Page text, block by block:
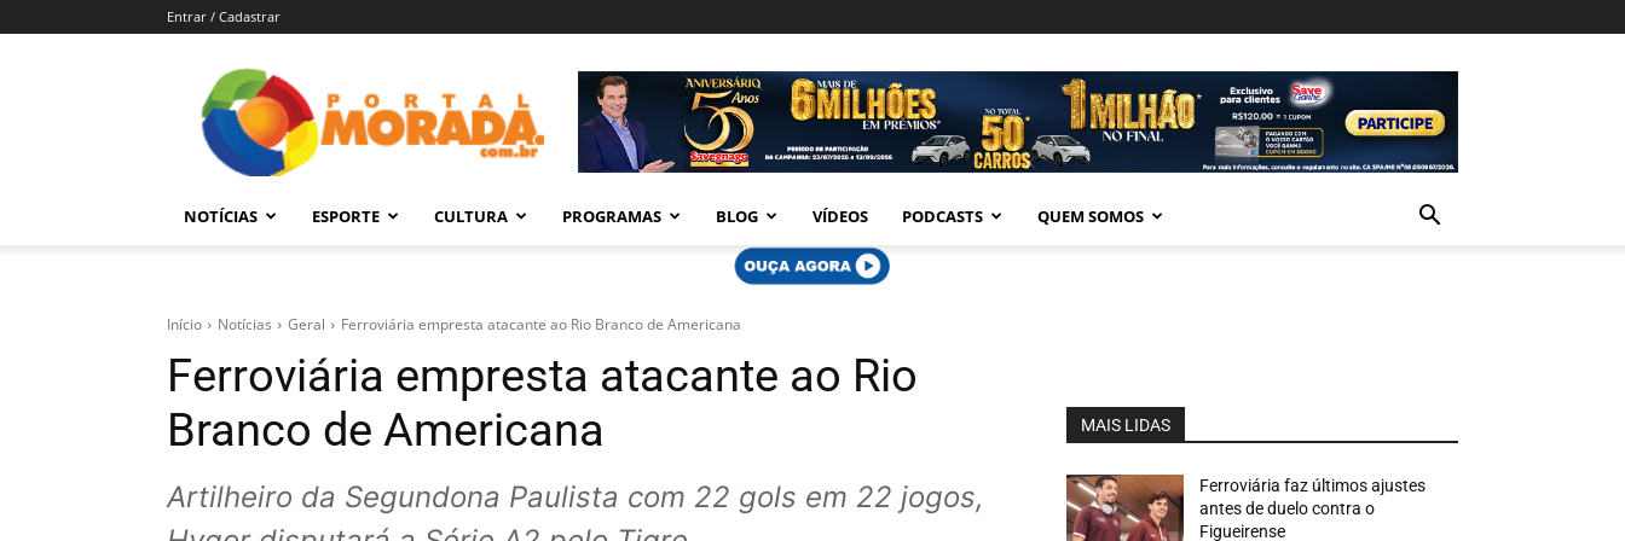
Entrar / Cadastrar
Morada
–
Araraquara
NOTÍCIAS ESPORTE CULTURA PROGRAMAS BLOG VÍDEOS PODCASTS QUEM SOMOS
Início Notícias Geral Ferroviária empresta atacante ao Rio Branco de Americana
Ferroviária empresta atacante ao Rio
Branco de Americana
Artilheiro da Segundona Paulista com 22 gols em 22 jogos,
MAIS LIDAS
Ferroviária faz últimos ajustes
antes de duelo contra o
Figueirense